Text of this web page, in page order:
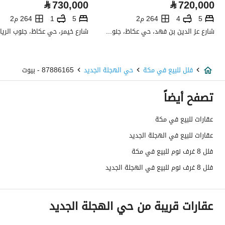
تفاصيل اضافية
عرض الشارع
20
رقم المخطط
رقم صك الملكية
واجهة العقار
حدود واطوال العقار
قنوات الاعلان
منصة مرخصة ،لوحة اعلانية ،منصات
⃁720,000
5
4
264 م2
شارع عز الدين بن فهد، حي عكاظ، جنوب الرياض، الرياض
⃁730,000
5
1 264 م2
فلل للبيع في مكة حي الهجلة الجديد 87886165 - بيوت
تصفح أيضاً
عقارات للبيع في مكة
عقارات للبيع في الهجلة الجديد
فلل 8 غرف نوم للبيع في مكة
فلل 8 غرف نوم للبيع في الهجلة الجديد
عقارات قريبة من حي الهجلة الجديد